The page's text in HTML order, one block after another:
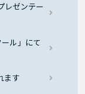
レゼンテー
ル」にて
ます